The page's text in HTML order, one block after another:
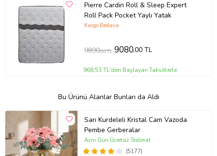
Pierre Cardin Roll & Sleep Expert
Roll Pack Pocket Yaylı Yatak
Kargo Bedava
9890,00 TL 9080,00 TL
968,53 TL'den Başlayan Taksitlerle
Bu Ürünü Alanlar Bunları da Aldı
Sarı Kurdeleli Kristal Cam Vazoda
Pembe Gerberalar
(5177)
Aynı Gün Ücretsiz Teslimat